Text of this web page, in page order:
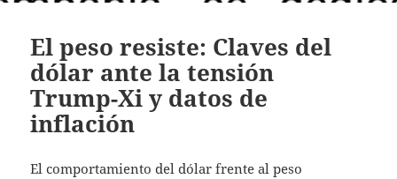
El peso resiste: Claves del
dólar ante la tensión
Trump-Xi y datos de
inflación
El comportamiento del dólar frente al peso